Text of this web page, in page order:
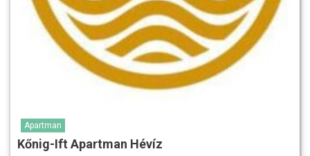
Apartman
Kőnig-Ift Apartman Hévíz